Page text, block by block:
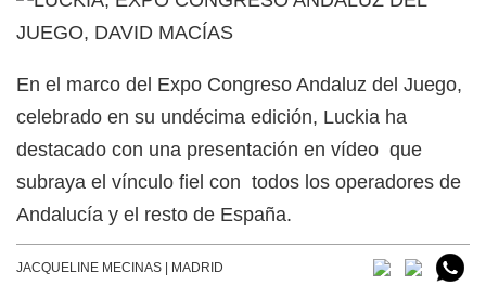
En el marco del Expo Congreso Andaluz del Juego,
celebrado en su undécima edición, Luckia ha
destacado con una presentación en vídeo que
subraya el vínculo fiel con todos los operadores de
Andalucía y el resto de España.
JACQUELINE MECINAS | MADRID